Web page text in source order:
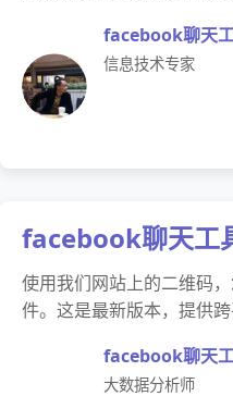
facebook聊天
信息技术专家
facebook聊天工
使用我们网站上的二维码
件。这是最新版本，提供跨
facebook聊天
大数据分析师